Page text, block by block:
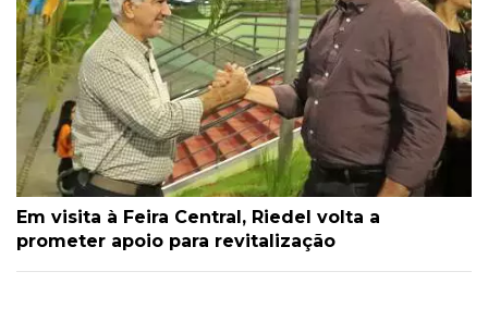
Em visita à Feira Central, Riedel volta a
prometer apoio para revitalização